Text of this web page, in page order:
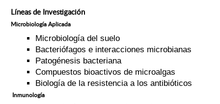
Líneas de Investigación
Microbiología Aplicada
Microbiología del suelo
Bacteriófagos e interacciones microbianas
Patogénesis bacteriana
Compuestos bioactivos de microalgas
Biología de la resistencia a los antibióticos
Inmunología